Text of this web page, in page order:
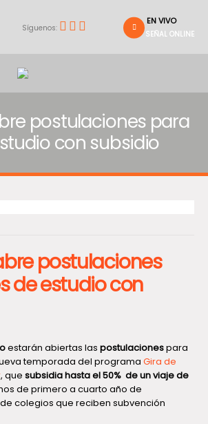
Síguenos:
EN VIVO
SEÑAL ONLINE
postulaciones para
con subsidio
postulaciones
de estudio con
estarán abiertas las postulacionespara
temporada del programa Gira de
, que subsidia hasta el 50% de un viaje de
de primero a cuarto año de
colegios que reciben subvención